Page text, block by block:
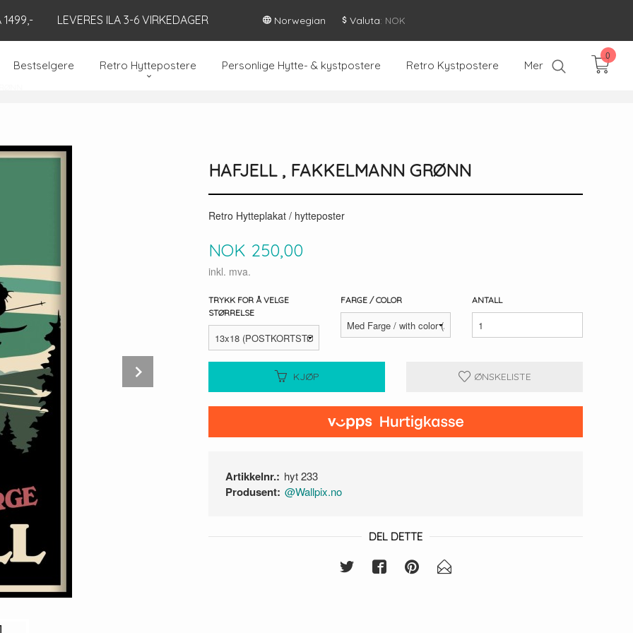
1499,- LEVERES ILA 3-6 VIRKEDAGER Norwegian Valuta: NOK
Bestselgere Retro Hyttepostere Personlige Hytte- & kystpostere Retro Kystpostere Mer
0
HAFJELL , FAKKELMANN GRØNN
Retro Hytteplakat / hytteposter
Pris
NOK 250,00
inkl. mva.
TRYKK FOR Å VELGE
STØRRELSE
FARGE / COLOR ANTALL
KJØP ØNSKELISTE
Artikkelnr.: hyt 233
Produsent: @Wallpix.no
DEL DETTE